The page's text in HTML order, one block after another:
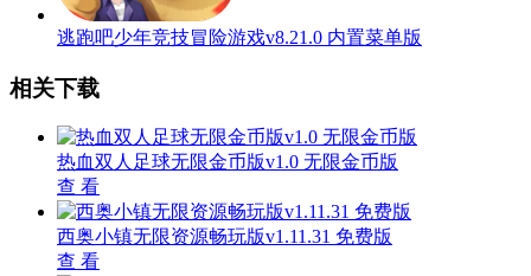
逃跑吧少年竞技冒险游戏v8.21.0 内置菜单版
相关下载
热血双人足球无限金币版v1.0 无限金币版
查 看
西奥小镇无限资源畅玩版v1.11.31 免费版
查 看